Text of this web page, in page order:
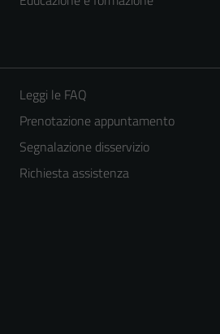
Leggi le FAQ
Prenotazione appuntamento
Segnalazione disservizio
Richiesta assistenza